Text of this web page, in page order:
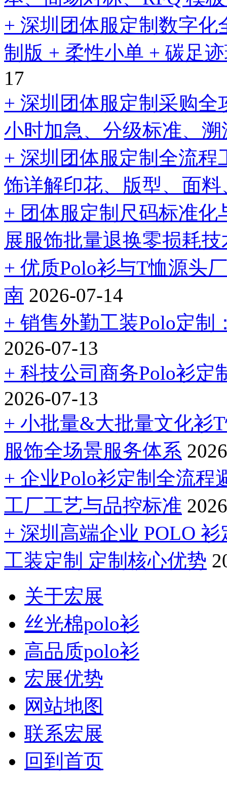
+ 深圳团体服定制数字
制版 + 柔性小单 + 碳足
17
+ 深圳团体服定制采购
小时加急、分级标准、
+ 深圳团体服定制全流
饰详解印花、版型、面
+ 团体服定制尺码标准
展服饰批量退换零损耗
+ 优质Polo衫与T恤源头
南 2026-07-14
+ 销售外勤工装Polo定制
2026-07-13
+ 科技公司商务Polo衫定
2026-07-13
+ 小批量&大批量文化衫
服饰全场景服务体系
+ 企业Polo衫定制全流程
工厂工艺与品控标准
+ 深圳高端企业 POLO
工装定制 定制核心优势
关于宏展
丝光棉polo衫
高品质polo衫
宏展优势
网站地图
联系宏展
回到首页